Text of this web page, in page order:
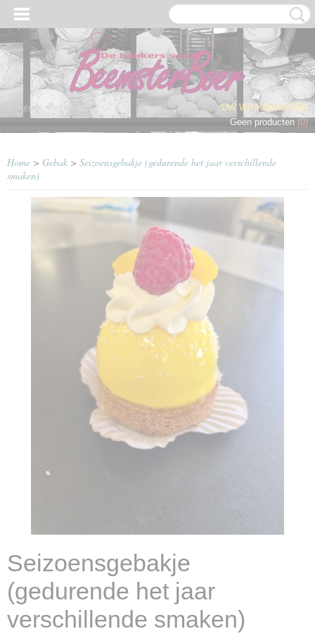
Inloggen Registreren
UW WINKELWAGEN
Geen producten (0)
Home > Gebak > Seizoensgebakje (gedurende het jaar verschillende
smaken)
Seizoensgebakje
(gedurende het jaar
verschillende smaken)